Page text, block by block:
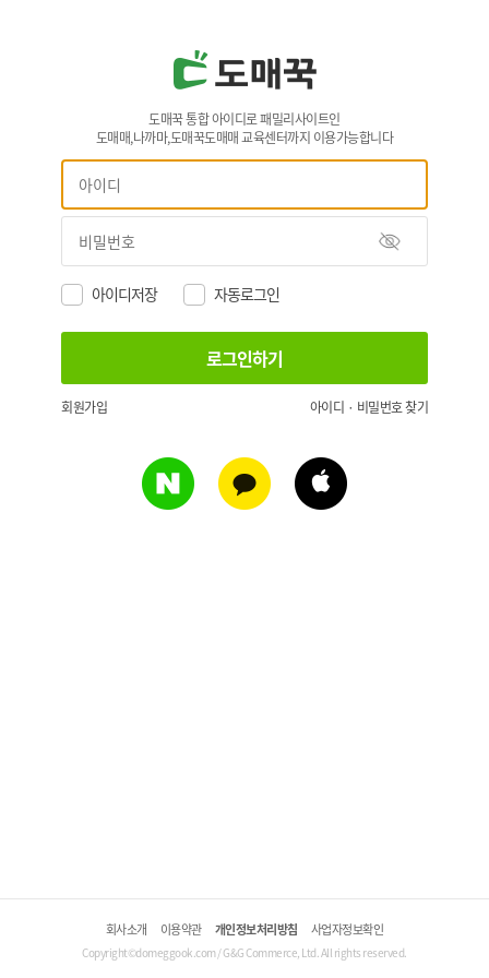
도매꾹 통합 아이디로 패밀리사이트인
도매매,나까마,도매꾹도매매 교육센터까지 이용가능합니다
아이디저장 자동로그인
회원가입 아이디 · 비밀번호 찾기
회사소개 이용약관 개인정보처리방침 사업자정보확인
Copyright©domeggook.com / G&G Commerce, Ltd. All rights reserved.